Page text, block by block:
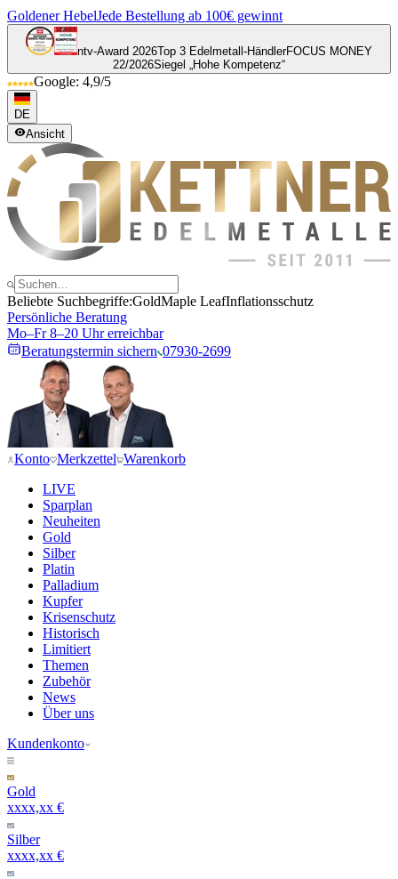
Goldener HebelJede Bestellung ab 100€ gewinnt
ntv-Award 2026Top 3 Edelmetall-HändlerFOCUS MONEY
22/2026Siegel „Hohe Kompetenz“
Google: 4,9/5
DE
Ansicht
Beliebte Suchbegriffe:GoldMaple LeafInflationsschutz
Persönliche Beratung
Mo–Fr 8–20 Uhr erreichbar
Beratungstermin sichern 07930-2699
Konto Merkzettel Warenkorb
LIVE
Sparplan
Neuheiten
Gold
Silber
Platin
Palladium
Kupfer
Krisenschutz
Historisch
Limitiert
Themen
Zubehör
News
Über uns
Kundenkonto
Gold
xxxx,xx €
Silber
xxxx,xx €